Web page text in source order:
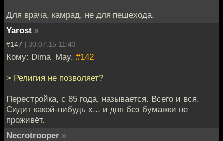
Для врача, камрад, не для пешехода.
Yarost »
#147 | 30.07.15 11:43
Кому: Dima_May, #142
> Религия не позволяет?
Перестройка, с 85 года, называется. Всего и вся.
Сидит какой-нибудь х... и дня без бумажки не
проживёт.
Necrotrooper »